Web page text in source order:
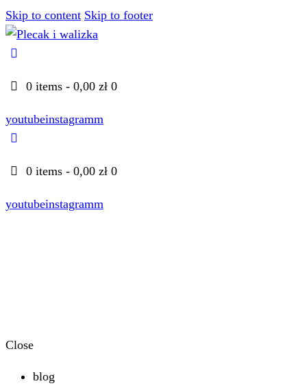
Skip to content Skip to footer
0 items - 0,00 zł 0
youtubeinstagramm
0 items - 0,00 zł 0
youtubeinstagramm
Close
blog